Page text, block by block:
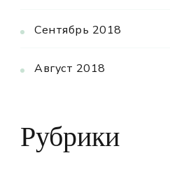
Сентябрь 2018
Август 2018
Рубрики